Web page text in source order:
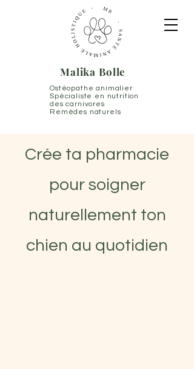
Malika Bolle
Ostéopathe animalier
Spécialiste en nutrition
des carnivores
Remèdes naturels
Crée ta pharmacie
pour soigner
naturellement ton
chien au quotidien